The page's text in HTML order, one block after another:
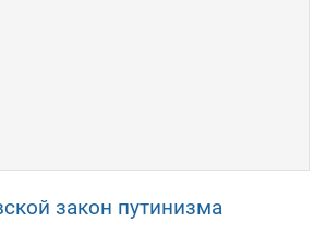
закон путинизма